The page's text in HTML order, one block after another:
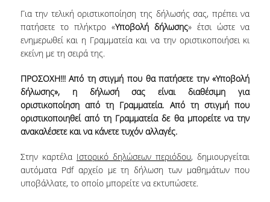
ΕΡΕΥΝΑ
ΕΡΓΑΣΤΗΡΙΑ
ΕΡΕΥΝΗΤΙΚΑ ΕΡΓΑ
ΔΡΑΣΤΗΡΙΟΤΗΤΕΣ
WORKING PAPERS
WORKING SEMINARS
THE DBA DISTINGUISHED PUBLIC LECTURE
Για την τελική οριστικοποίηση της δήλωσής σας, πρέπει να
πατήσετε το πλήκτρο «Υποβολή δήλωσης» έτσι ώστε να
ενημερωθεί και η Γραμματεία και να την οριστικοποιήσει κι
εκείνη με τη σειρά της.
ΠΡΟΣΟΧΗ!!! Από τη στιγμή που θα πατήσετε την «Υποβολή
δήλωσης», η δήλωσή σας είναι διαθέσιμη για
οριστικοποίηση από τη Γραμματεία. Από τη στιγμή που
οριστικοποιηθεί από τη Γραμματεία δε θα μπορείτε να την
ανακαλέσετε και να κάνετε τυχόν αλλαγές.
Στην καρτέλα Ιστορικό δηλώσεων περιόδου, δημιουργείται
αυτόματα Pdf αρχείο με τη δήλωση των μαθημάτων που
υποβάλλατε, το οποίο μπορείτε να εκτυπώσετε.